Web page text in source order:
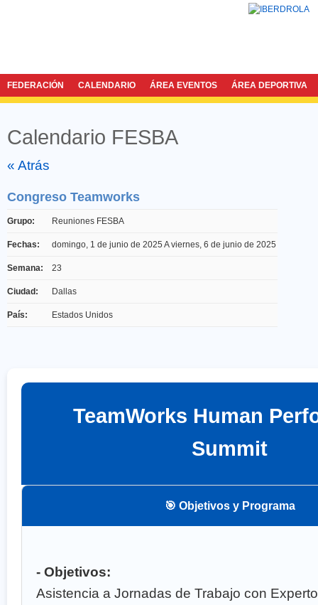
FEDERACIÓN CALENDARIO ÁREA EVENTOS ÁREA DEPORTIVA
Calendario FESBA
« Atrás
Congreso Teamworks
Grupo: Reuniones FESBA
Fechas: domingo, 1 de junio de 2025 Aviernes, 6 de junio de 2025
Semana: 23
Ciudad: Dallas
País: Estados Unidos
TeamWorks Human
Summit
🎯 Objetivos y Programa
- Objetivos:
Asistencia a Jornadas de Trabajo con